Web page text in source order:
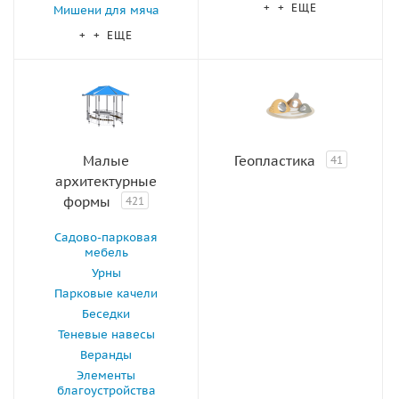
Мишени для мяча
+ + ЕЩЕ
+ + ЕЩЕ
Малые
архитектурные
формы
421
Садово-парковая
мебель
Урны
Парковые качели
Беседки
Теневые навесы
Веранды
Элементы
благоустройства
Геопластика 41